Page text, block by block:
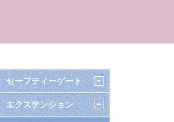
セーフティーゲート
エクステンション